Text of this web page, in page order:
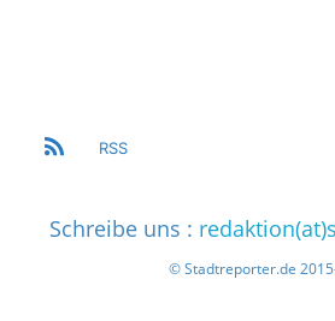
RSS
Schreibe uns :
© Stadtreporter.de